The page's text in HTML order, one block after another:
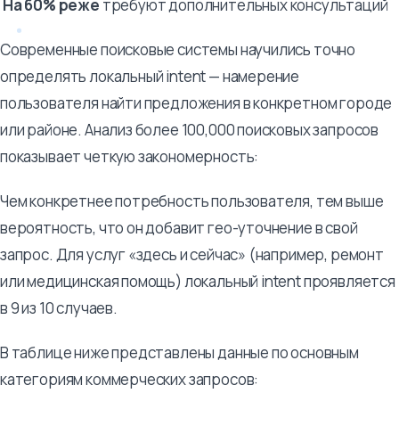
На 60% реже требуют дополнительных консультаций
Современные поисковые системы научились точно
определять локальный intent — намерение
пользователя найти предложения в конкретном городе
или районе. Анализ более 100,000 поисковых запросов
показывает четкую закономерность:
Чем конкретнее потребность пользователя, тем выше
вероятность, что он добавит гео-уточнение в свой
запрос. Для услуг «здесь и сейчас» (например, ремонт
или медицинская помощь) локальный intent проявляется
в 9 из 10 случаев.
В таблице ниже представлены данные по основным
категориям коммерческих запросов: